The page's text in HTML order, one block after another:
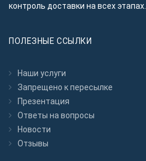
контроль доставки на всех этапах.
ПОЛЕЗНЫЕ ССЫЛКИ
Наши услуги
Запрещено к пересылкe
Презентация
Ответы на вопросы
Новости
Отзывы